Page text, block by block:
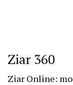
Ziar 360
Ziar Online: